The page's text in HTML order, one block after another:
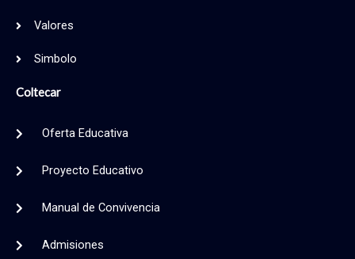
Valores
Simbolo
Coltecar
Oferta Educativa
Proyecto Educativo
Manual de Convivencia
Admisiones